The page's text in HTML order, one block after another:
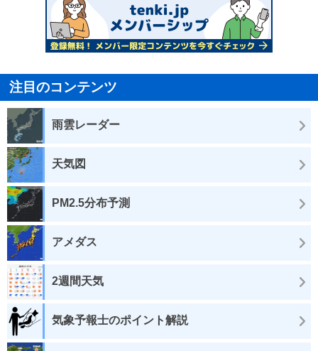
注目のコンテンツ
雨雲レーダー
天気図
PM2.5分布予測
アメダス
2週間天気
気象予報士のポイント解説